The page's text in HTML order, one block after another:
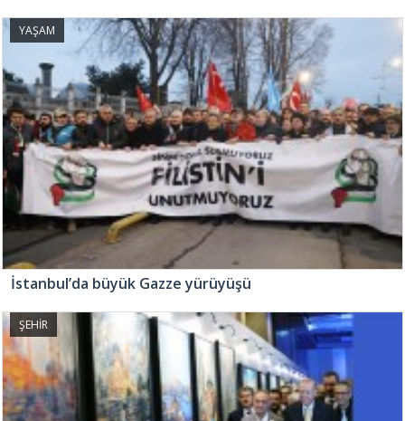
YAŞAM
İstanbul’da büyük Gazze yürüyüşü
ŞEHİR